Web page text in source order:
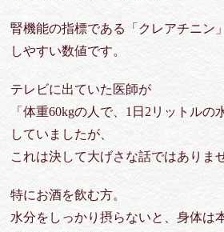
腎機能の指標である「クレアチニン
しやすい数値です。
テレビに出ていた医師が
「体重60kgの人で、1日2リットルの
していましたが、
これは決して大げさな話ではありま
特にお酒を飲む方。
水分をしっかり摂らないと、身体は